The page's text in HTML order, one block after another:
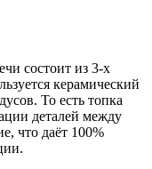
состоит из 3-х
керамический
То есть топка
деталей между
что даёт 100%